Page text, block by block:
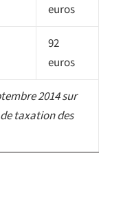
euros
92
euros
2014 sur
taxation des